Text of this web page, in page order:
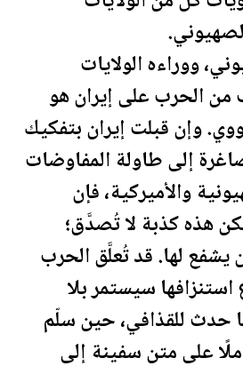
ووراءهالولايات
من الحرب على إيران هو
وإن قبلت إيران بتفكيك
إلى طاولة المفاوضات
والأميركية، فإن
هذه كذبة لا تُصدَّق؛
يشفع لها. قد تُعلَّق الحرب
سيستمر بلا
حدث للقذافي، حين سلّم
على متن سفينة إلى